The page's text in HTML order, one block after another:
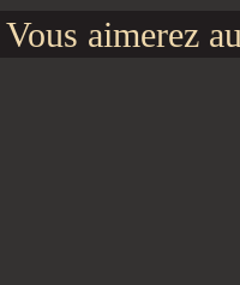
Vous aimerez